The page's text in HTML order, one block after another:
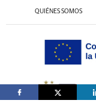
QUIÉNES SOMOS